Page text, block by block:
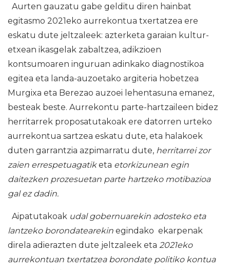
Aurten gauzatu gabe gelditu diren hainbat
egitasmo 2021eko aurrekontua txertatzea ere
eskatu dute jeltzaleek: azterketa garaian kultur-
etxean ikasgelak zabaltzea, adikzioen
kontsumoaren inguruan adinkako diagnostikoa
egitea eta landa-auzoetako argiteria hobetzea
Murgixa eta Berezao auzoei lehentasuna emanez,
besteak beste. Aurrekontu parte-hartzaileen bidez
herritarrek proposatutakoak ere datorren urteko
aurrekontua sartzea eskatu dute, eta halakoek
duten garrantzia azpimarratu dute, herritarrei zor
zaien errespetuagatiketa etorkizunean egin
daitezken prozesuetan parte hartzeko motibazioa
gal ez dadin.
Aipatutakoak udal gobernuarekin adosteko eta
lantzeko borondatearekin egindako ekarpenak
direla adierazten dute jeltzaleek eta 2021eko
aurrekontuan txertatzea borondate politiko kontua